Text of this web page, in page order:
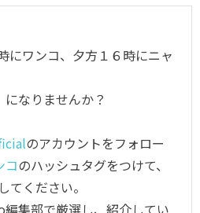
にワンコ、夕方１６時にニャ
なりませんか？
のアカウントをフォロー
コのハッシュタグをつけて、
てください。